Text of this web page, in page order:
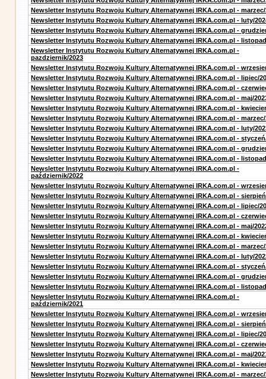
Newsletter Instytutu Rozwoju Kultury Alternatywnej IRKA.com.pl - marzec/
Newsletter Instytutu Rozwoju Kultury Alternatywnej IRKA.com.pl - luty/
Newsletter Instytutu Rozwoju Kultury Alternatywnej IRKA.com.pl -
Newsletter Instytutu Rozwoju Kultury Alternatywnej IRKA.com.pl -
Newsletter Instytutu Rozwoju Kultury Alternatywnej IRKA.com.pl -
pazdziernik/2023
Newsletter Instytutu Rozwoju Kultury Alternatywnej IRKA.com.pl -
Newsletter Instytutu Rozwoju Kultury Alternatywnej IRKA.com.pl - lipiec/
Newsletter Instytutu Rozwoju Kultury Alternatywnej IRKA.com.pl -
Newsletter Instytutu Rozwoju Kultury Alternatywnej IRKA.com.pl - maj/
Newsletter Instytutu Rozwoju Kultury Alternatywnej IRKA.com.pl -
Newsletter Instytutu Rozwoju Kultury Alternatywnej IRKA.com.pl - marzec/
Newsletter Instytutu Rozwoju Kultury Alternatywnej IRKA.com.pl - luty/
Newsletter Instytutu Rozwoju Kultury Alternatywnej IRKA.com.pl -
Newsletter Instytutu Rozwoju Kultury Alternatywnej IRKA.com.pl -
Newsletter Instytutu Rozwoju Kultury Alternatywnej IRKA.com.pl -
Newsletter Instytutu Rozwoju Kultury Alternatywnej IRKA.com.pl -
październik/2022
Newsletter Instytutu Rozwoju Kultury Alternatywnej IRKA.com.pl -
Newsletter Instytutu Rozwoju Kultury Alternatywnej IRKA.com.pl -
Newsletter Instytutu Rozwoju Kultury Alternatywnej IRKA.com.pl - lipiec/
Newsletter Instytutu Rozwoju Kultury Alternatywnej IRKA.com.pl -
Newsletter Instytutu Rozwoju Kultury Alternatywnej IRKA.com.pl - maj/
Newsletter Instytutu Rozwoju Kultury Alternatywnej IRKA.com.pl -
Newsletter Instytutu Rozwoju Kultury Alternatywnej IRKA.com.pl - marzec/
Newsletter Instytutu Rozwoju Kultury Alternatywnej IRKA.com.pl - luty/
Newsletter Instytutu Rozwoju Kultury Alternatywnej IRKA.com.pl -
Newsletter Instytutu Rozwoju Kultury Alternatywnej IRKA.com.pl -
Newsletter Instytutu Rozwoju Kultury Alternatywnej IRKA.com.pl -
Newsletter Instytutu Rozwoju Kultury Alternatywnej IRKA.com.pl -
październik/2021
Newsletter Instytutu Rozwoju Kultury Alternatywnej IRKA.com.pl -
Newsletter Instytutu Rozwoju Kultury Alternatywnej IRKA.com.pl -
Newsletter Instytutu Rozwoju Kultury Alternatywnej IRKA.com.pl - lipiec/
Newsletter Instytutu Rozwoju Kultury Alternatywnej IRKA.com.pl -
Newsletter Instytutu Rozwoju Kultury Alternatywnej IRKA.com.pl - maj/
Newsletter Instytutu Rozwoju Kultury Alternatywnej IRKA.com.pl -
Newsletter Instytutu Rozwoju Kultury Alternatywnej IRKA.com.pl - marzec/